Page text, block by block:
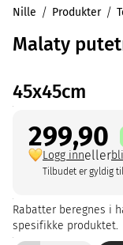
Nille Produkter
Malaty
45x45cm
299,90
Logg inneller
Tilbudet er gyldig
Rabatter beregnes i
spesifikke produktet.